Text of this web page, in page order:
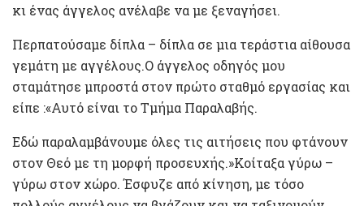
κι ένας άγγελος ανέλαβε να με ξεναγήσει.
Περπατούσαμε δίπλα – δίπλα σε μια τεράστια αίθουσα
γεμάτη με αγγέλους.Ο άγγελος οδηγός μου
σταμάτησε μπροστά στον πρώτο σταθμό εργασίας και
είπε :«Αυτό είναι το Τμήμα Παραλαβής.
Εδώ παραλαμβάνουμε όλες τις αιτήσεις που φτάνουν
στον Θεό με τη μορφή προσευχής.»Κοίταξα γύρω –
γύρω στον χώρο. Έσφυζε από κίνηση, με τόσο